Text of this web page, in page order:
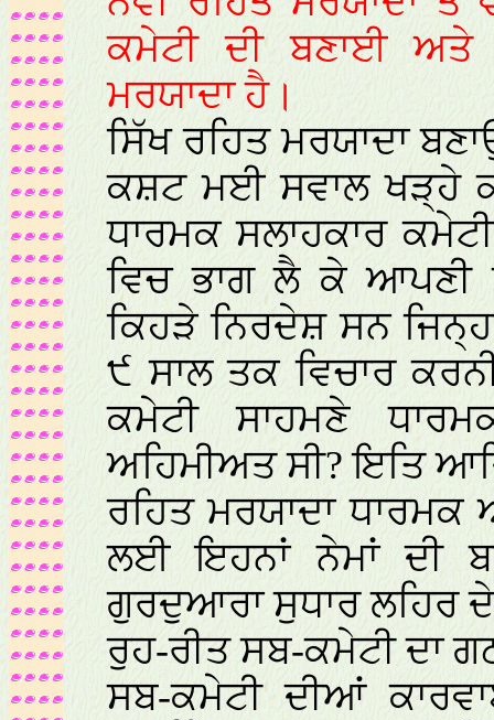
ਕਮੇਟੀ ਦੀ ਬਣਾਈ ਅਤੇ
ਮਰਯਾਦਾ ਹੈ।
ਸਿੱਖ ਰਹਿਤ ਮਰਯਾਦਾ
ਕਸ਼ਟ ਮਈ ਸਵਾਲ ਖੜ੍ਹੇ
ਧਾਰਮਕ ਸਲਾਹਕਾਰ
ਵਿਚ ਭਾਗ ਲੈ ਕੇ ਆਪਣੀ
ਕਿਹੜੇ ਨਿਰਦੇਸ਼ ਸਨ
੯ ਸਾਲ ਤਕ ਵਿਚਾਰ
ਕਮੇਟੀ ਸਾਹਮਣੇ
ਅਹਿਮੀਅਤ ਸੀ? ਇਤਿ
ਰਹਿਤ ਮਰਯਾਦਾ
ਲਈ ਇਹਨਾਂ ਨੇਮਾਂ ਦੀ
ਗੁਰਦੁਆਰਾ ਸੁਧਾਰ ਲਹਿਰ
ਰੁਹ-ਰੀਤ ਸਬ-ਕਮੇਟੀ ਦਾ
ਸਬ-ਕਮੇਟੀ ਦੀਆਂ